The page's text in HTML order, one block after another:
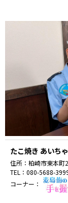
たこ焼き あいち
住所： 柏崎市東本町
TEL： 080-5688-
コーナー：